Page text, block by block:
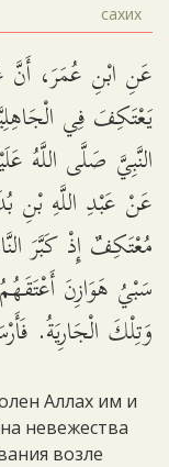
сахих
عَنِ ابْنِ عُمَرَ، أَنَّ
يَعْتَكِفَ فِي
النَّبِيَّ صَلَّى
عَنْ عَبْدِ اللَّهِ بْنِ
مُعْتَكِفٌ إِذْ كَبَّرَ
سَبْيُ هَوَازِنَ
وَتِلْكَ الْجَارِيَةُ.
Аллах им и
невежества
возле